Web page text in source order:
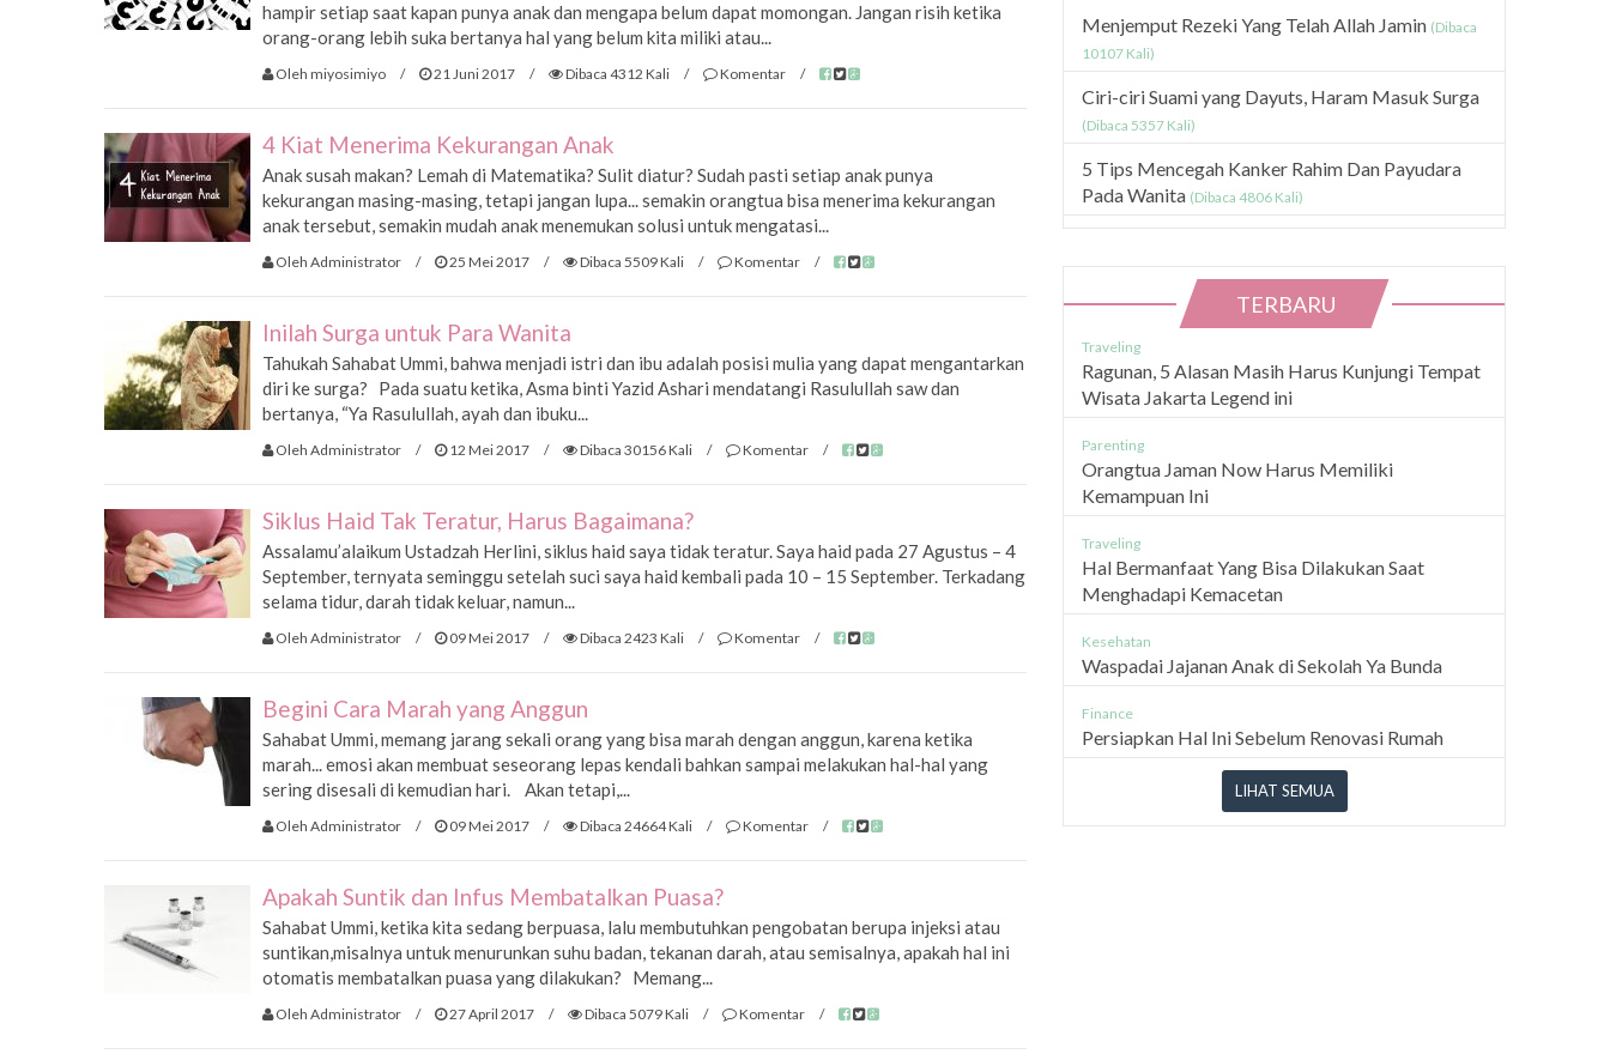
hampir setiap saat kapan punya anak dan mengapa belum dapat momongan. Jangan risih ketika
orang-orang lebih suka bertanya hal yang belum kita miliki atau...
Oleh miyosimiyo / 21 Juni 2017 / Dibaca 4312 Kali / Komentar /
4 Kiat Menerima Kekurangan Anak
Anak susah makan? Lemah di Matematika? Sulit diatur? Sudah pasti setiap anak punya
kekurangan masing-masing, tetapi jangan lupa... semakin orangtua bisa menerima kekurangan
anak tersebut, semakin mudah anak menemukan solusi untuk mengatasi...
Oleh Administrator / 25 Mei 2017 / Dibaca 5509 Kali / Komentar /
Inilah Surga untuk Para Wanita
Tahukah Sahabat Ummi, bahwa menjadi istri dan ibu adalah posisi mulia yang dapat mengantarkan
diri ke surga? Pada suatu ketika, Asma binti Yazid Ashari mendatangi Rasulullah saw dan
bertanya, “Ya Rasulullah, ayah dan ibuku...
Oleh Administrator / 12 Mei 2017 / Dibaca 30156 Kali / Komentar /
Siklus Haid Tak Teratur, Harus Bagaimana?
Assalamu’alaikum Ustadzah Herlini, siklus haid saya tidak teratur. Saya haid pada 27 Agustus – 4
September, ternyata seminggu setelah suci saya haid kembali pada 10 – 15 September. Terkadang
selama tidur, darah tidak keluar, namun...
Oleh Administrator / 09 Mei 2017 / Dibaca 2423 Kali / Komentar /
Begini Cara Marah yang Anggun
Sahabat Ummi, memang jarang sekali orang yang bisa marah dengan anggun, karena ketika
marah... emosi akan membuat seseorang lepas kendali bahkan sampai melakukan hal-hal yang
sering disesali di kemudian hari. Akan tetapi,...
Oleh Administrator / 09 Mei 2017 / Dibaca 24664 Kali / Komentar /
Apakah Suntik dan Infus Membatalkan Puasa?
Sahabat Ummi, ketika kita sedang berpuasa, lalu membutuhkan pengobatan berupa injeksi atau
suntikan,misalnya untuk menurunkan suhu badan, tekanan darah, atau semisalnya, apakah hal ini
otomatis membatalkan puasa yang dilakukan? Memang...
Oleh Administrator / 27 April 2017 / Dibaca 5079 Kali / Komentar /
Menjemput Rezeki Yang Telah Allah Jamin (Dibaca
10107 Kali)
Ciri-ciri Suami yang Dayuts, Haram Masuk Surga
(Dibaca 5357 Kali)
5 Tips Mencegah Kanker Rahim Dan Payudara
Pada Wanita (Dibaca 4806 Kali)
TERBARU
Traveling
Ragunan, 5 Alasan Masih Harus Kunjungi Tempat
Wisata Jakarta Legend ini
Parenting
Orangtua Jaman Now Harus Memiliki
Kemampuan Ini
Traveling
Hal Bermanfaat Yang Bisa Dilakukan Saat
Menghadapi Kemacetan
Kesehatan
Waspadai Jajanan Anak di Sekolah Ya Bunda
Finance
Persiapkan Hal Ini Sebelum Renovasi Rumah
LIHAT SEMUA